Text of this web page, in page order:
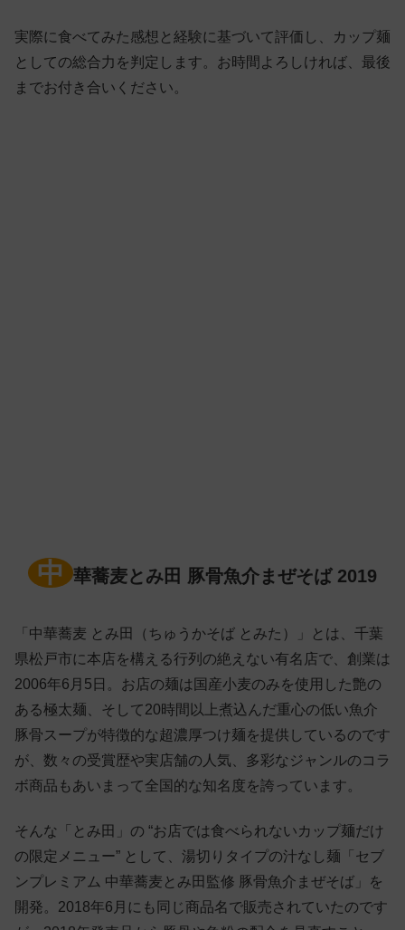
実際に食べてみた感想と経験に基づいて評価し、カップ麺
としての総合力を判定します。お時間よろしければ、最後
までお付き合いください。
中 華蕎麦とみ田 豚骨魚介まぜそば 2019
「中華蕎麦 とみ田（ちゅうかそば とみた）」とは、千葉
県松戸市に本店を構える行列の絶えない有名店で、創業は
2006年6月5日。お店の麺は国産小麦のみを使用した艶の
ある極太麺、そして20時間以上煮込んだ重心の低い魚介
豚骨スープが特徴的な超濃厚つけ麺を提供しているのです
が、数々の受賞歴や実店舗の人気、多彩なジャンルのコラ
ボ商品もあいまって全国的な知名度を誇っています。
そんな「とみ田」の “お店では食べられないカップ麺だけ
の限定メニュー” として、湯切りタイプの汁なし麺「セブ
ンプレミアム 中華蕎麦とみ田監修 豚骨魚介まぜそば」を
開発。2018年6月にも同じ商品名で販売されていたのです